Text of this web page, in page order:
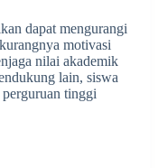
dapat mengurangi
motivasi
nilai akademik
lain, siswa
tinggi